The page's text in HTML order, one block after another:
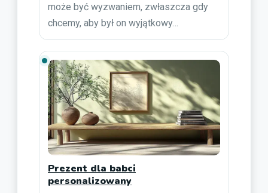
może być wyzwaniem, zwłaszcza gdy
chcemy, aby był on wyjątkowy…
Prezent dla babci
personalizowany